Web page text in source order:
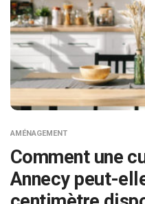
AMÉNAGEMENT
Comment une
Annecy peut-